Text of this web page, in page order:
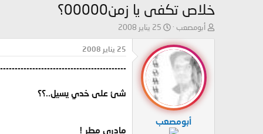
خلاص تكفى يا زمن00000؟
ب
ئ
ا
ل
م
و
أبومصعب
ت
ر
خ
ب
د
ء
25 يناير 2008
أبومصعب
25 يناير 2008
شئ على خدي يسيل..؟؟
مادري مطر !